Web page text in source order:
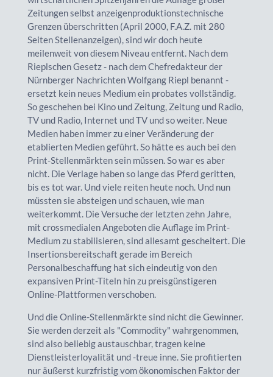
Zeitungen selbst anzeigenproduktionstechnische
Grenzen überschritten (April 2000, F.A.Z. mit 280
Seiten Stellenanzeigen), sind wir doch heute
meilenweit von diesem Niveau entfernt. Nach dem
Rieplschen Gesetz - nach dem Chefredakteur der
Nürnberger Nachrichten Wolfgang Riepl benannt -
ersetzt kein neues Medium ein probates vollständig.
So geschehen bei Kino und Zeitung, Zeitung und Radio,
TV und Radio, Internet und TV und so weiter. Neue
Medien haben immer zu einer Veränderung der
etablierten Medien geführt. So hätte es auch bei den
Print-Stellenmärkten sein müssen. So war es aber
nicht. Die Verlage haben so lange das Pferd geritten,
bis es tot war. Und viele reiten heute noch. Und nun
müssten sie absteigen und schauen, wie man
weiterkommt. Die Versuche der letzten zehn Jahre,
mit crossmedialen Angeboten die Auflage im Print-
Medium zu stabilisieren, sind allesamt gescheitert. Die
Insertionsbereitschaft gerade im Bereich
Personalbeschaffung hat sich eindeutig von den
expansiven Print-Titeln hin zu preisgünstigeren
Online-Plattformen verschoben.
Und die Online-Stellenmärkte sind nicht die Gewinner.
Sie werden derzeit als "Commodity" wahrgenommen,
sind also beliebig austauschbar, tragen keine
Dienstleisterloyalität und -treue inne. Sie profitierten
nur äußerst kurzfristig vom ökonomischen Faktor der